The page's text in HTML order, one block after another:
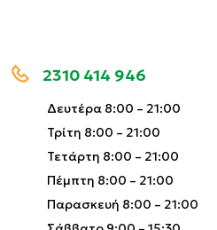
2310 414 946
Δευτέρα 8:00 – 21:00
Τρίτη 8:00 – 21:00
Τετάρτη 8:00 – 21:00
Πέμπτη 8:00 – 21:00
Παρασκευή 8:00 – 21:00